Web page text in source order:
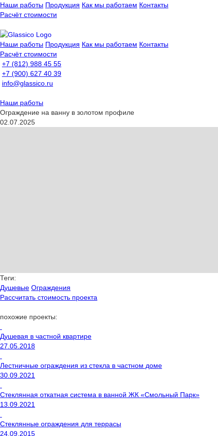
Наши работы Продукция Как мы работаем Контакты
Расчёт стоимости
Наши работы Продукция Как мы работаем Контакты
Расчёт стоимости
+7 (812) 988 45 55
+7 (900) 627 40 39
info@glassico.ru
Наши работы
Ограждение на ванну в золотом профиле
02.07.2025
Теги:
Душевые Ограждения
Рассчитать стоимость проекта
похожие проекты:
Душевая в частной квартире
27.05.2018
Лестничные ограждения из стекла в частном доме
30.09.2021
Стеклянная откатная система в ванной ЖК «Смольный Парк»
13.09.2021
Стеклянные ограждения для террасы
24.09.2015